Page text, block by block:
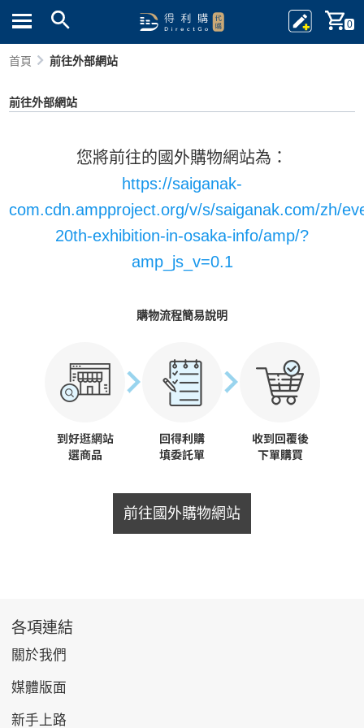
0
首頁 前往外部網站
前往外部網站
您將前往的國外購物網站為：
https://saiganak-
com.cdn.ampproject.org/v/s/saiganak.com/zh/
20th-exhibition-in-osaka-info/amp/?
amp_js_v=0.1
購物流程簡易說明
前往國外購物網站
各項連結
關於我們
媒體版面
新手上路